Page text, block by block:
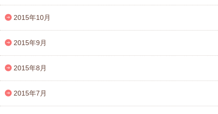
2015年10月
2015年9月
2015年8月
2015年7月